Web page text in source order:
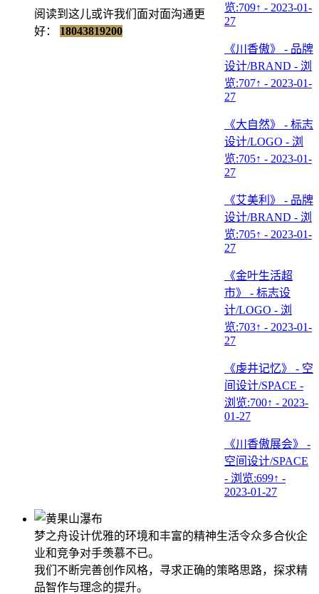
阅读到这儿或许我们面对面沟通更
好：
18043819200
览:709↑ - 2023-01-
27
《川香傲》 - 品牌
设计/BRAND - 浏
览:707↑ - 2023-01-
27
《大自然》 - 标志
设计/LOGO - 浏
览:705↑ - 2023-01-
27
《艾美利》 - 品牌
设计/BRAND - 浏
览:705↑ - 2023-01-
27
《金叶生活超
市》 - 标志设
计/LOGO - 浏
览:703↑ - 2023-01-
27
《虔井记忆》 - 空
间设计/SPACE -
浏览:700↑ - 2023-
01-27
《川香傲展会》 -
空间设计/SPACE
- 浏览:699↑ -
2023-01-27
梦之舟设计优雅的环境和丰富的精神生活令众多合伙企
业和竞争对手羡慕不已。
我们不断完善创作风格，寻求正确的策略思路，探求精
品智作与理念的提升。